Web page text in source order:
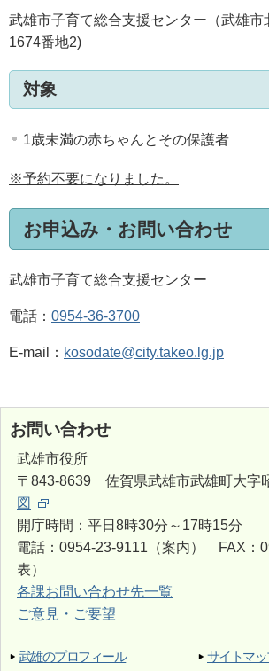
武雄市子育て総合支援センター（武雄市
1674番地2)
対象
1歳未満の赤ちゃんとその保護者
※予約不要になりました。
お申込み・お問い合わせ
武雄市子育て総合支援センター
電話： 0954-36-3700
E-mail： kosodate@city.takeo.lg.jp
お問い合わせ
武雄市役所
〒843-8639 佐賀県武雄市武雄町大字
図
開庁時間：平日8時30分～17時15分
電話：0954-23-9111（案内） FAX：
表）
各課お問い合わせ先一覧
ご意見・ご要望
武雄のプロフィール サイトマ